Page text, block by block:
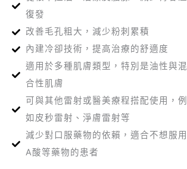
復發
改善毛孔粗大，減少粉刺累積
內建冷卻技術，提高治療的舒適度
適用於多種肌膚類型，特別是油性與混
合性肌膚
可與其他雷射或醫美療程搭配使用，例
如皮秒雷射、淨膚雷射等
減少對口服藥物的依賴，適合不想服用
A酸等藥物的患者